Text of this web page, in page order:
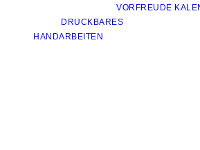
VORFREUDE
DRUCKBARES
HANDARBEITEN